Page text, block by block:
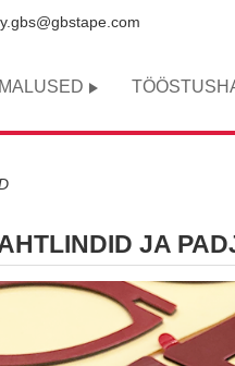
JA